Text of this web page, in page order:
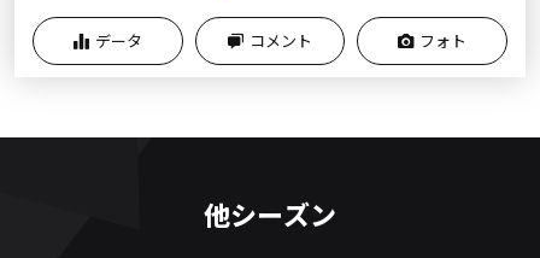
データ コメント フォト
他シーズン